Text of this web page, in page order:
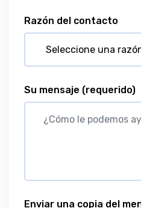
Razón del contacto
Su mensaje (requerido)
Enviar una copia del